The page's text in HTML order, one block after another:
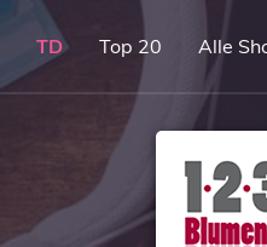
TD Top 20 Alle